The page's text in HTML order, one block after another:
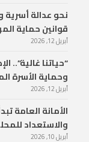
نحو عدالة
قوانين حماية
أبريل 12, 2026
“حياتنا غالية”..
وحماية الأسرة
أبريل 12, 2026
الأمانة العامة
والاستعداد
أبريل 10, 2026